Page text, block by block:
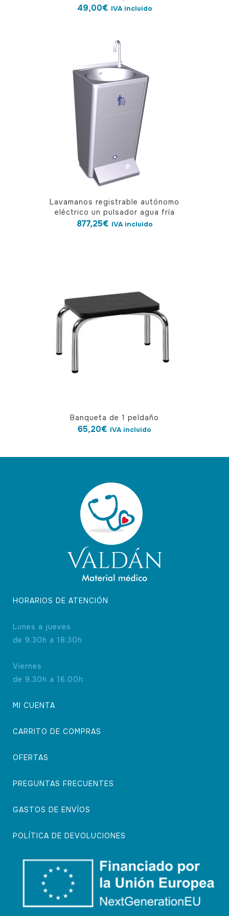
49,00€ IVA incluido
Lavamanos registrable autónomo
eléctrico un pulsador agua fría
877,25€ IVA incluido
Banqueta de 1 peldaño
65,20€ IVA incluido
HORARIOS DE ATENCIÓN
Lunes a jueves
de 9.30h a 18.30h
Viernes
de 9.30h a 16.00h
MI CUENTA
CARRITO DE COMPRAS
OFERTAS
PREGUNTAS FRECUENTES
GASTOS DE ENVÍOS
POLÍTICA DE DEVOLUCIONES